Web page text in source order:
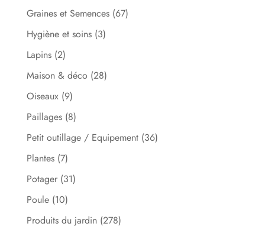
Graines et Semences (67)
Hygiène et soins (3)
Lapins (2)
Maison & déco (28)
Oiseaux (9)
Paillages (8)
Petit outillage / Equipement (36)
Plantes (7)
Potager (31)
Poule (10)
Produits du jardin (278)